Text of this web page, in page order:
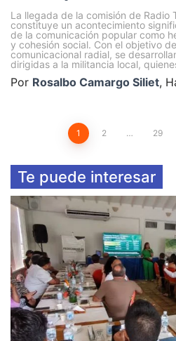
La llegada de la comisión de Radio
constituye un acontecimiento
de la comunicación popular como
y cohesión social. Con el objetivo
comunicacional radial, se
dirigidas a la militancia local,
Por Rosalbo Camargo Siliet,
pagination
1 2 … 29
Te puede interesar